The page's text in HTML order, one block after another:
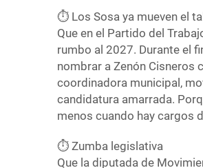
⏱️ Los Sosa ya mueven el
Que en el Partido del
rumbo al 2027. Durante el
nombrar a Zenón Cisneros
coordinadora municipal,
candidatura amarrada.
menos cuando hay cargos
⏱️ Zumba legislativa
Que la diputada de